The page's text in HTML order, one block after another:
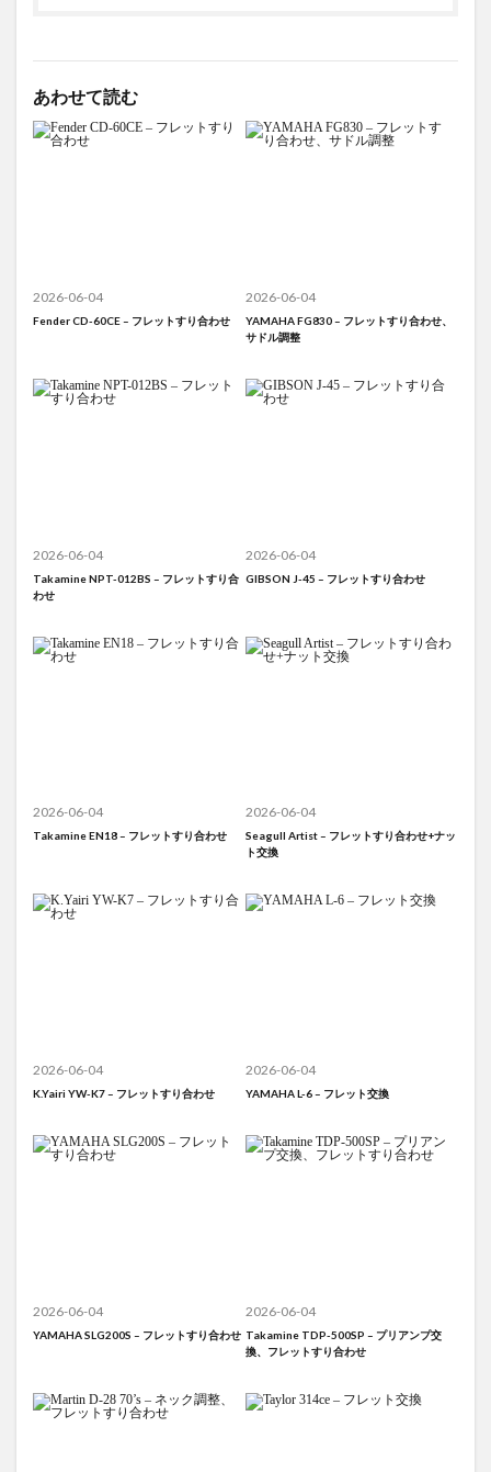
あわせて読む
2026-06-04
Fender CD-60CE – フレットすり合わせ
2026-06-04
YAMAHA FG830 – フレットすり合わせ、
サドル調整
2026-06-04
Takamine NPT-012BS – フレットすり合
わせ
2026-06-04
GIBSON J-45 – フレットすり合わせ
2026-06-04
Takamine EN18 – フレットすり合わせ
2026-06-04
Seagull Artist – フレットすり合わせ+ナッ
ト交換
2026-06-04
K.Yairi YW-K7 – フレットすり合わせ
2026-06-04
YAMAHA L-6 – フレット交換
2026-06-04
YAMAHA SLG200S – フレットすり合わせ
2026-06-04
Takamine TDP-500SP – プリアンプ交
換、フレットすり合わせ